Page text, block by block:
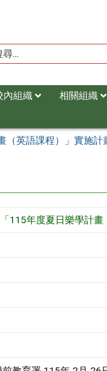
內組織 相關組織
（英語課程）」實施計
115年度夏日樂學計